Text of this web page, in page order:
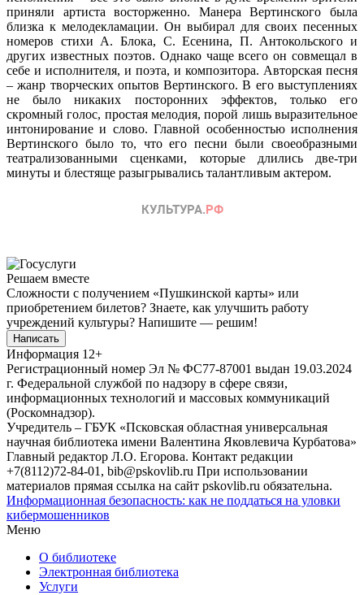
приняли артиста восторженно. Манера Вертинского была
близка к мелодекламации. Он выбирал для своих песенных
номеров стихи А. Блока, С. Есенина, П. Антокольского и
других известных поэтов. Однако чаще всего он совмещал в
себе и исполнителя, и поэта, и композитора. Авторская песня
– жанр творческих опытов Вертинского. В его выступлениях
не было никаких посторонних эффектов, только его
скромный голос, простая мелодия, порой лишь выразительное
интонирование и слово. Главной особенностью исполнения
Вертинского было то, что его песни были своеобразными
театрализованными сценками, которые длились две-три
минуты и блестяще разыгрывались талантливым актером.
Решаем вместе
Сложности с получением «Пушкинской карты» или
приобретением билетов? Знаете, как улучшить работу
учреждений культуры? Напишите — решим!
Написать
Информация 12+
Регистрационный номер Эл № ФС77-87001 выдан 19.03.2024
г. Федеральной службой по надзору в сфере связи,
информационных технологий и массовых коммуникаций
(Роскомнадзор).
Учредитель – ГБУК «Псковская областная универсальная
научная библиотека имени Валентина Яковлевича Курбатова»
Главный редактор Л.О. Егорова. Контакт редакции
+7(8112)72-84-01, bib@pskovlib.ru При использовании
материалов прямая ссылка на сайт pskovlib.ru обязательна.
Информационная безопасность: как не поддаться на уловки
кибермошенников
Меню
О библиотеке
Электронная библиотека
Услуги